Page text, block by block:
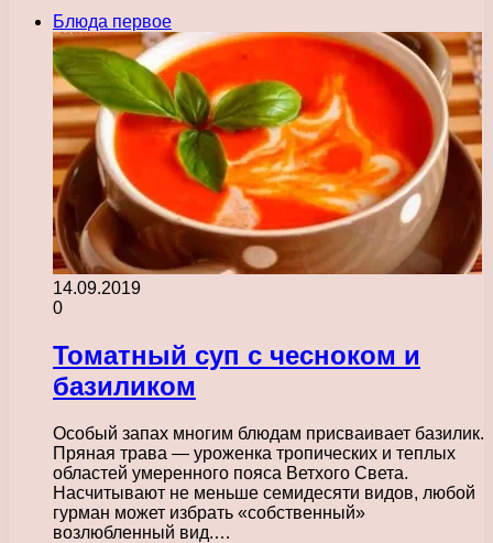
Блюда первое
14.09.2019
0
Томатный суп с чесноком и
базиликом
Особый запах многим блюдам присваивает базилик.
Пряная трава — уроженка тропических и теплых
областей умеренного пояса Ветхого Света.
Насчитывают не меньше семидесяти видов, любой
гурман может избрать «собственный»
возлюбленный вид.…